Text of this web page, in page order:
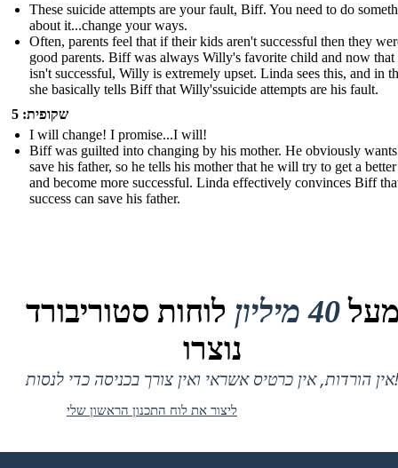
These suicide attempts are your fault, Biff. You need to do
about it...change your ways.
Often, parents feel that if their kids aren't successful then they
good parents. Biff was always Willy's favorite child and now that
isn't successful, Willy is extremely upset. Linda sees this, and in
she basically tells Biff that Willy'ssuicide attempts are his fault.
שקופית: 5
I will change! I promise...I will!
Biff was guilted into changing by his mother. He obviously
save his father, so he tells his mother that he will try to get a
and become more successful. Linda effectively convinces Biff
success can save his father.
40 מיליון
לוחות סטוריבורד
נוצרו
אין הורדות, אין כרטיס אשראי ואין צורך בכניסה כדי לנסות!
ליצור את לוח התכנון הראשון שלי